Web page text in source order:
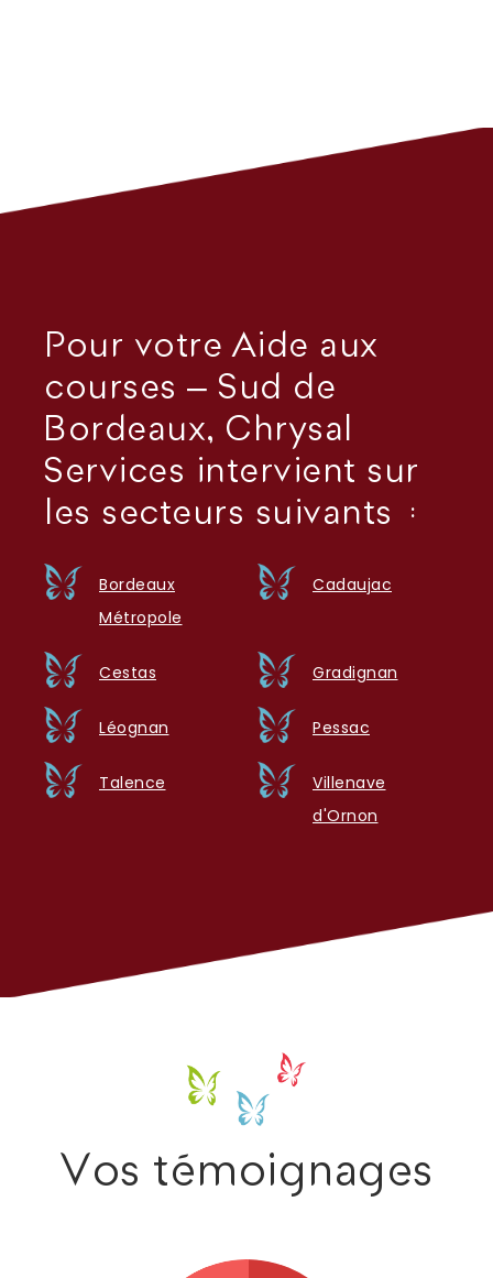
Pour votre Aide aux
courses – Sud de
Bordeaux, Chrysal
Services intervient sur
les secteurs suivants :
Bordeaux
Métropole
Cadaujac
Cestas Gradignan
Léognan Pessac
Talence
Villenave
d'Ornon
Vos témoignages